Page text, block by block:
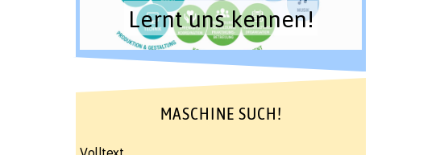
Lernt uns kennen!
MASCHINE SUCH!